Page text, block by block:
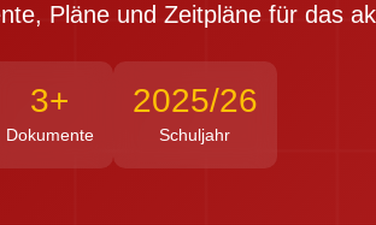
Pläne und Zeitpläne für das
3+
Dokumente
2025/26
Schuljahr